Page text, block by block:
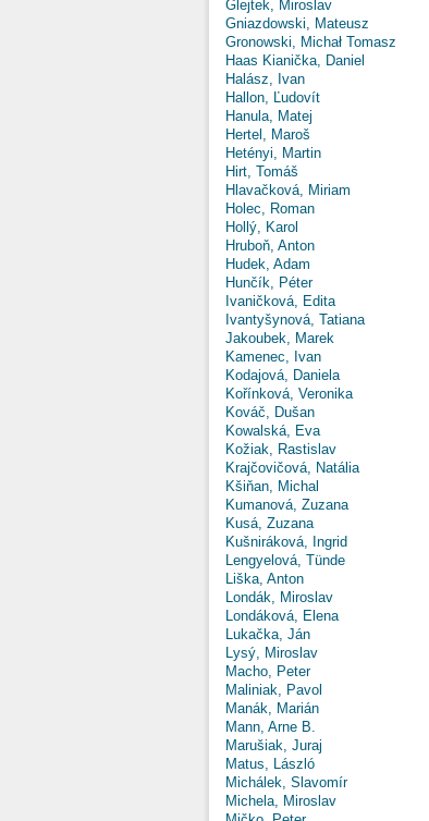
Glejtek, Miroslav
Gniazdowski, Mateusz
Gronowski, Michał Tomasz
Haas Kianička, Daniel
Halász, Ivan
Hallon, Ľudovít
Hanula, Matej
Hertel, Maroš
Hetényi, Martin
Hirt, Tomáš
Hlavačková, Miriam
Holec, Roman
Hollý, Karol
Hruboň, Anton
Hudek, Adam
Hunčík, Péter
Ivaničková, Edita
Ivantyšynová, Tatiana
Jakoubek, Marek
Kamenec, Ivan
Kodajová, Daniela
Kořínková, Veronika
Kováč, Dušan
Kowalská, Eva
Kožiak, Rastislav
Krajčovičová, Natália
Kšiňan, Michal
Kumanová, Zuzana
Kusá, Zuzana
Kušniráková, Ingrid
Lengyelová, Tünde
Liška, Anton
Londák, Miroslav
Londáková, Elena
Lukačka, Ján
Lysý, Miroslav
Macho, Peter
Maliniak, Pavol
Manák, Marián
Mann, Arne B.
Marušiak, Juraj
Matus, László
Michálek, Slavomír
Michela, Miroslav